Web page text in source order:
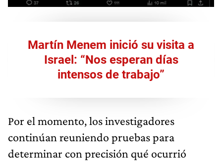
Martín Menem inició su visita a
Israel: “Nos esperan días
intensos de trabajo”
Por el momento, los investigadores
continúan reuniendo pruebas para
determinar con precisión qué ocurrió